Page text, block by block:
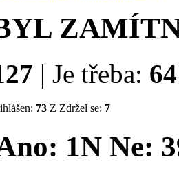
| Je třeba: 64
73 Z Zdržel se: 7
1N Ne: